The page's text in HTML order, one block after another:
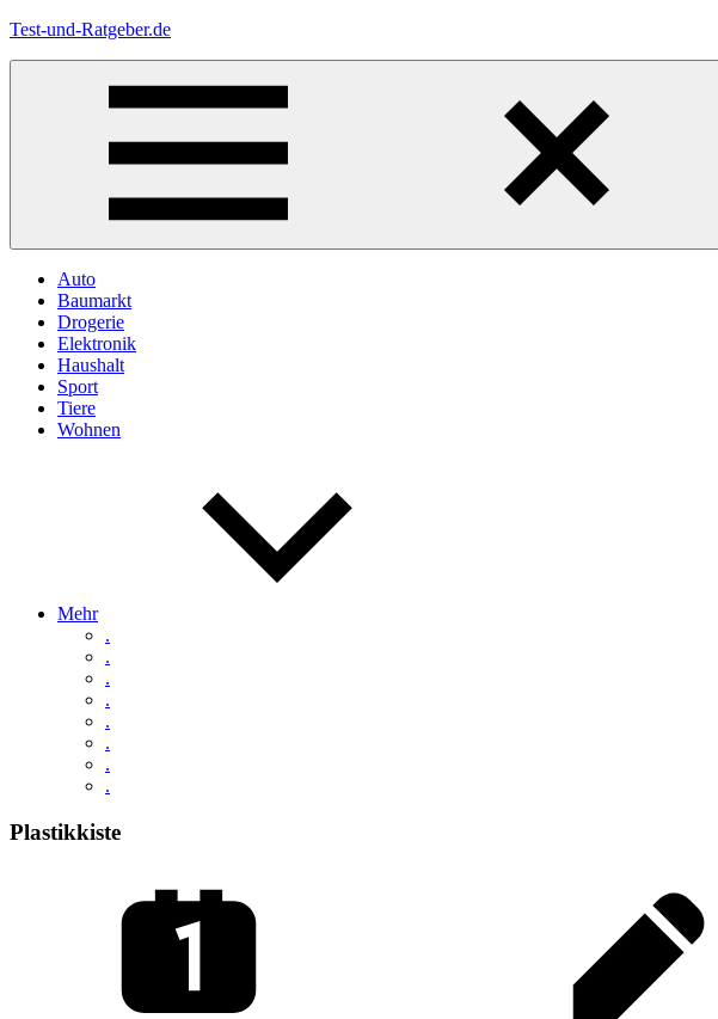
Zum
Test-und-Ratgeber.de
Menü
Auto
Baumarkt
Drogerie
Elektronik
Haushalt
Sport
Tiere
Wohnen
Mehr
.
.
.
.
.
.
.
.
Plastikkiste